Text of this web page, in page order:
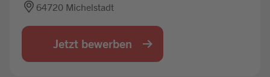
Jobbörse
64720 Michelstadt
Jetzt bewerben